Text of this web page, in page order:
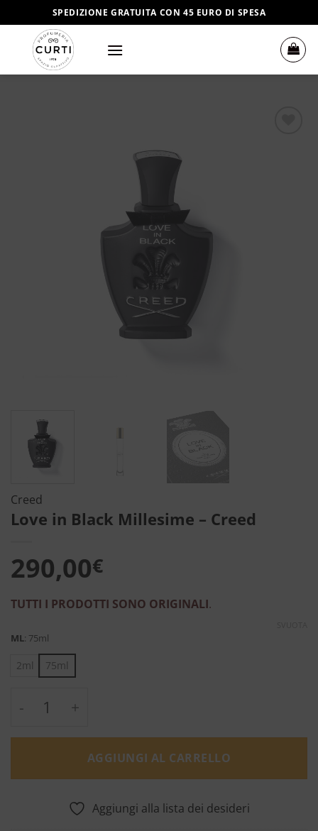
ai
contenuti
SPEDIZIONE GRATUITA CON 45 EURO DI SPESA
Creed
Love in Black Millesime – Creed
290,00€
TUTTI I PRODOTTI SONO ORIGINALI.
ML: 75ml
2ml 75ml
Love in Black Millesime - Creed quantità
AGGIUNGI AL CARRELLO
Aggiungi alla lista dei desideri